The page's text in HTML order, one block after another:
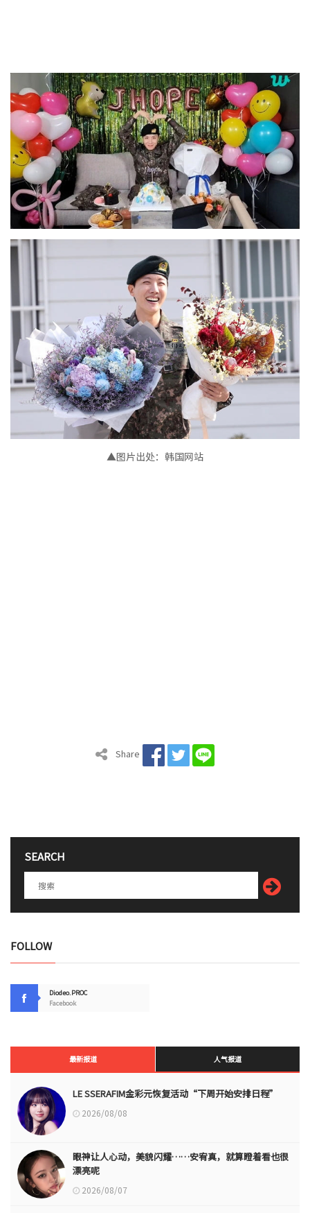
▲图片出处：韩国网站
Share
SEARCH
FOLLOW
Diodeo.PROC
Facebook
最新报道 人气报道
LE SSERAFIM金彩元恢复活动“下周开始安排日程”
2026/08/08
眼神让人心动，美貌闪耀……安宥真，就算瞪着看也很
漂亮呢
2026/08/07